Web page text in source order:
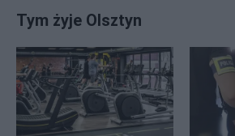
Tym żyje Olsztyn